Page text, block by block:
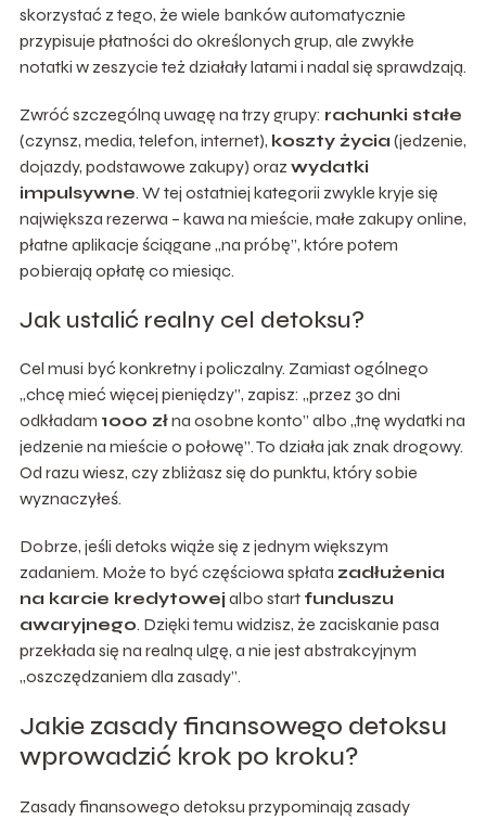
skorzystać z tego, że wiele banków automatycznie
przypisuje płatności do określonych grup, ale zwykłe
notatki w zeszycie też działały latami i nadal się sprawdzają.
Zwróć szczególną uwagę na trzy grupy: rachunki stałe
(czynsz, media, telefon, internet), koszty życia (jedzenie,
dojazdy, podstawowe zakupy) oraz wydatki
impulsywne. W tej ostatniej kategorii zwykle kryje się
największa rezerwa – kawa na mieście, małe zakupy online,
płatne aplikacje ściągane „na próbę”, które potem
pobierają opłatę co miesiąc.
Jak ustalić realny cel detoksu?
Cel musi być konkretny i policzalny. Zamiast ogólnego
„chcę mieć więcej pieniędzy”, zapisz: „przez 30 dni
odkładam 1000 złna osobne konto” albo „tnę wydatki na
jedzenie na mieście o połowę”. To działa jak znak drogowy.
Od razu wiesz, czy zbliżasz się do punktu, który sobie
wyznaczyłeś.
Dobrze, jeśli detoks wiąże się z jednym większym
zadaniem. Może to być częściowa spłata zadłużenia
na karcie kredytowej albo start funduszu
awaryjnego. Dzięki temu widzisz, że zaciskanie pasa
przekłada się na realną ulgę, a nie jest abstrakcyjnym
„oszczędzaniem dla zasady”.
Jakie zasady finansowego detoksu
wprowadzić krok po kroku?
Zasady finansowego detoksu przypominają zasady